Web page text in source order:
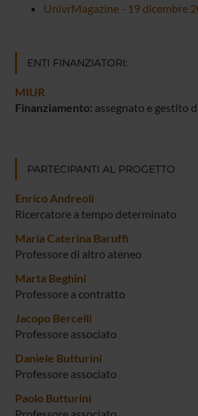
UnivrMagazine - 19 dicembre
ENTI FINANZIATORI:
MIUR
Finanziamento: assegnato e gestito
PARTECIPANTI AL PROGETTO
Enrico Andreoli
Ricercatore a tempo determinato
Maria Caterina Baruffi
Professore di altro ateneo
Marta Beghini
Professore a contratto
Jacopo Bercelli
Professore associato
Daniele Butturini
Professore associato
Paolo Butturini
Professore associato